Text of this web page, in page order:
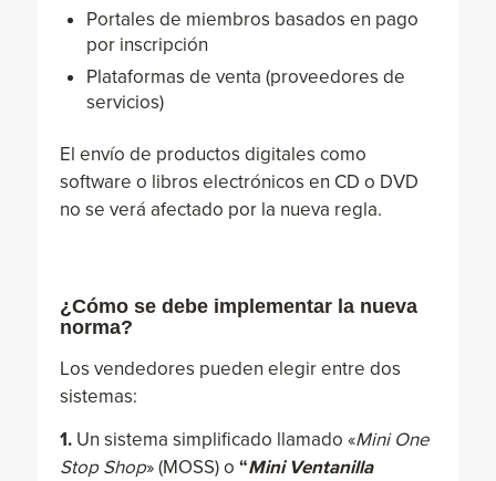
Portales de miembros basados en pago
por inscripción
Plataformas de venta (proveedores de
servicios)
El envío de productos digitales como
software o libros electrónicos en CD o DVD
no se verá afectado por la nueva regla.
¿Cómo se debe implementar la nueva
norma?
Los vendedores pueden elegir entre dos
sistemas:
1.Un sistema simplificado llamado «Mini One
Stop Shop» (MOSS) o “Mini Ventanilla